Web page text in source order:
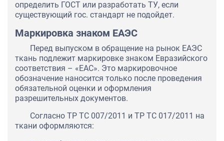
определить ГОСТ или разработать ТУ, если
существующий гос. стандарт не подойдет.
Маркировка знаком ЕАЭС
Перед выпуском в обращение на рынок ЕАЭС
ткань подлежит маркировке знаком Евразийского
соответствия – «ЕАС». Это маркировочное
обозначение наносится только после проведения
обязательной оценки и оформления
разрешительных документов.
Согласно ТР ТС 007/2011 и ТР ТС 017/2011 на
ткани оформляются: